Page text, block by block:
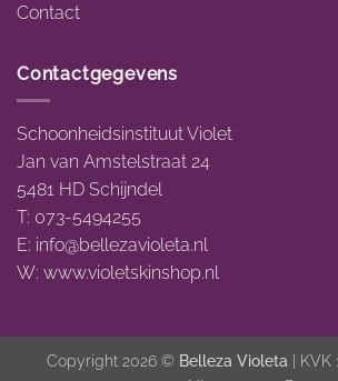
Contact
Contactgegevens
Schoonheidsinstituut Violet
Jan van Amstelstraat 24
5481 HD Schijndel
T: 073-5494255
E: info@bellezavioleta.nl
W: www.violetskinshop.nl
Copyright 2026 © Belleza Violeta | KVK